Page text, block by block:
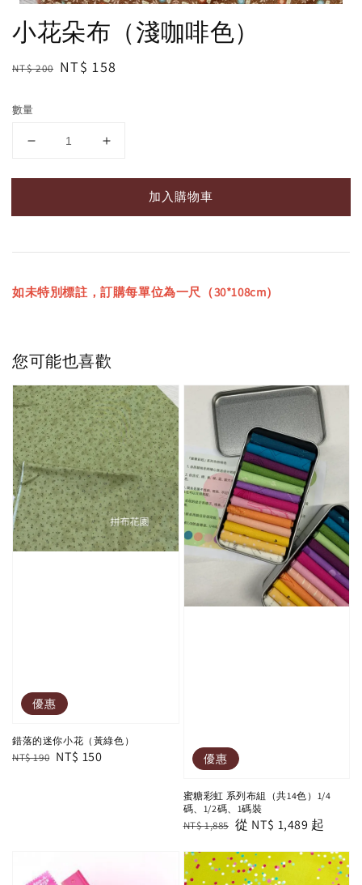
小花朵布（淺咖啡色）
Regular
NT$ 200 Sale
NT$ 158
數量
加入購物車
如未特別標註，訂購每單位為一尺（30*108cm）
您可能也喜歡
優惠
錯落的迷你小花（黃綠色）
Regular
NT$ 190 Sale
NT$ 150 優惠
蜜糖彩虹 系列布組（共14色）1/4
碼、1/2碼、1碼裝
Regular
NT$ 1,885 Sale
從 NT$ 1,489 起